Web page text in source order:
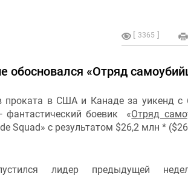
3365
обосновался «Отряд
проката в США и Канаде за уикенд c
фантастический боевик «Отряд
Squad» с результатом $26,2 млн *
лидер предыдущей